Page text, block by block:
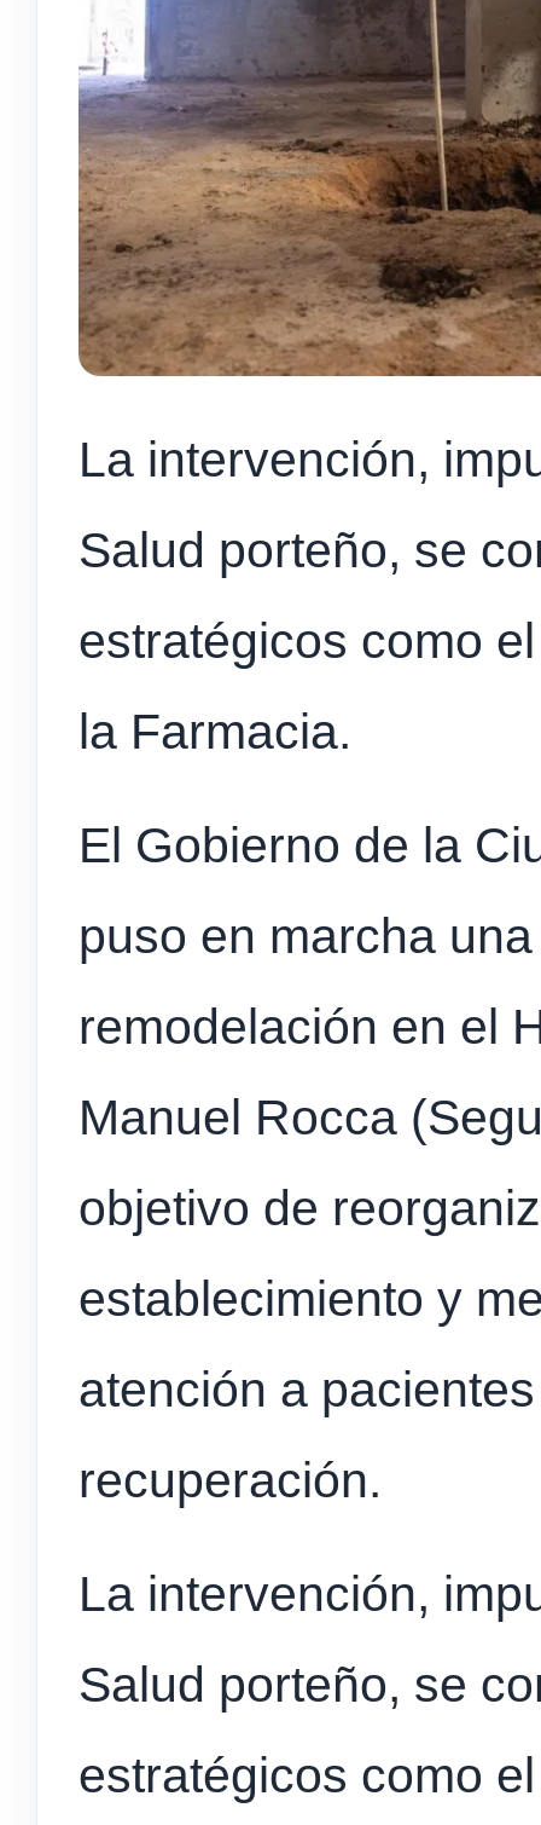
La intervención,
Salud porteño, se
estratégicos como
la Farmacia.
El Gobierno de la
puso en marcha
remodelación en el
Manuel Rocca
objetivo de
establecimiento y
atención a
recuperación.
La intervención,
Salud porteño, se
estratégicos como